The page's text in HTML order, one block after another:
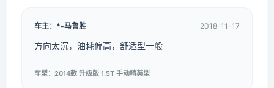
车主：*-马鲁胜 2018-11-17
方向太沉，油耗偏高，舒适型一般
车型：2014款 升级版 1.5T 手动精英型